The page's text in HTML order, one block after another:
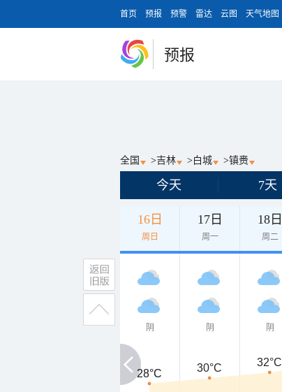
首页 预报 预警 雷达 云图 天气地图
预报
全国 >吉林 > 白城 >镇赉
今天 7天
16日
周日
17日
周一
18日
周二
阴 阴 阴
28°C
28°C 30°C 32°C